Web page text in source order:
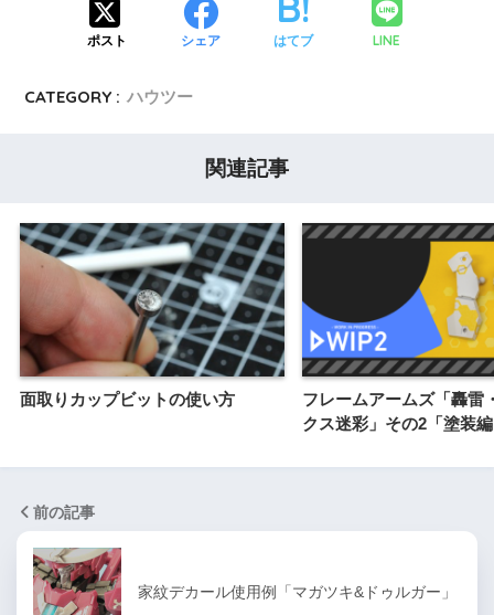
ポスト シェア はてブ LINE
CATEGORY : ハウツー
関連記事
面取りカップビットの使い方
フレームアームズ「轟雷
クス迷彩」その2「塗装
前の記事
家紋デカール使用例「マガツキ&ドゥルガー」